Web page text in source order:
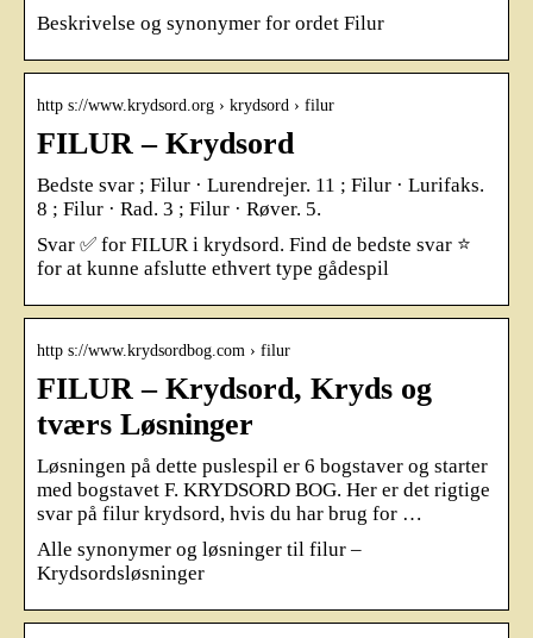
Beskrivelse og synonymer for ordet Filur
http s://www.krydsord.org › krydsord › filur
FILUR – Krydsord
Bedste svar ; Filur · Lurendrejer. 11 ; Filur · Lurifaks.
8 ; Filur · Rad. 3 ; Filur · Røver. 5.
Svar ✅ for FILUR i krydsord. Find de bedste svar ⭐
for at kunne afslutte ethvert type gådespil
http s://www.krydsordbog.com › filur
FILUR – Krydsord, Kryds og
tværs Løsninger
Løsningen på dette puslespil er 6 bogstaver og starter
med bogstavet F. KRYDSORD BOG. Her er det rigtige
svar på filur krydsord, hvis du har brug for …
Alle synonymer og løsninger til filur –
Krydsordsløsninger